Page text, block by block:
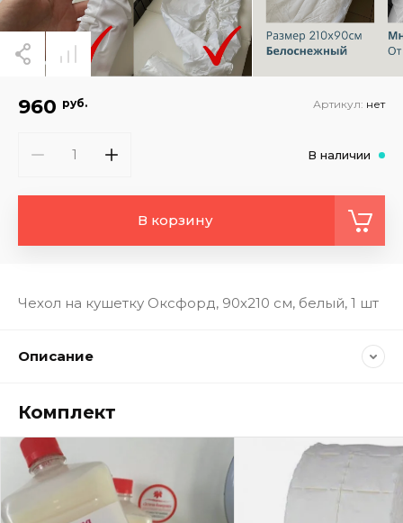
Чехол на кушетку Оксфорд, 90х210 см, белый, 1 шт
960 руб. Артикул: нет
В наличии
В корзину
Описание
Комплект